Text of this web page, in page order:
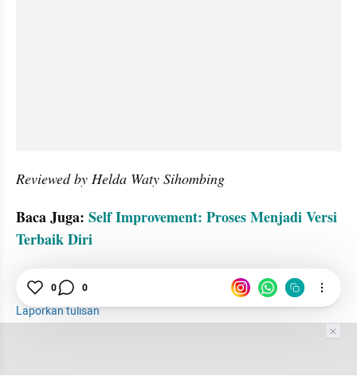
Reviewed by Helda Waty Sihombing
Baca Juga: Self Improvement: Proses Menjadi Versi
Terbaik Diri
Produktif
Laporkan tulisan
0 0